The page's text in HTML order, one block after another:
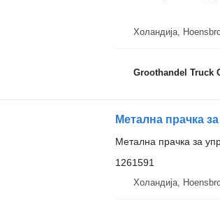
Холандија,
Groothandel Truck
Метална прачка
Метална прачка за
1261591
Холандија,